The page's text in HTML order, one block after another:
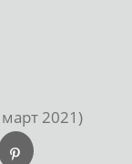
2021)